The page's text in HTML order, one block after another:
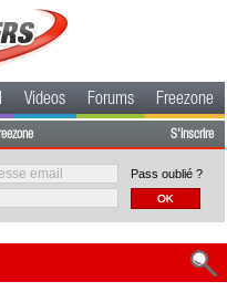
Videos Forums Freezone
S'inscrire
Pass oublié ?